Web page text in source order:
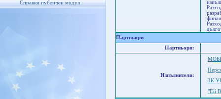
Справки публичен модул
Партньори
Партньори:
Изпълнители:
ЗК
"Ей